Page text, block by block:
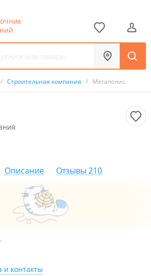
/ Строительная компания / Мегаполис
Описание Отзывы 210
Басаргина, 16
и контакты